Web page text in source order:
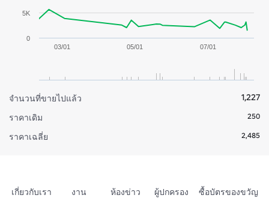
03/01 05/01 07/01
0
5K
จำนวนที่ขายไปแล้ว
1,227
ราคาเดิม
250
ราคาเฉลี่ย 2,485
เกี่ยวกับเรา งาน ห้องข่าว ผู้ปกครอง ซื้อบัตรของขวัญ